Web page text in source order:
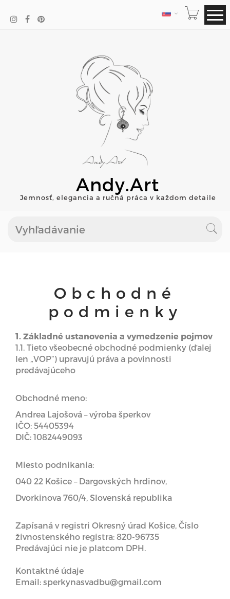
JAZYK
Andy.Art
Jemnosť, elegancia a ručná práca v každom detaile
Obchodné
podmienky
1. Základné ustanovenia a vymedzenie pojmov
1.1. Tieto všeobecné obchodné podmienky (ďalej
len „VOP“) upravujú práva a povinnosti
predávajúceho
Obchodné meno:
Andrea Lajošová – výroba šperkov
IČO: 54405394
DIČ: 1082449093
Miesto podnikania:
040 22 Košice – Dargovských hrdinov,
Dvorkinova 760/4, Slovenská republika
Zapísaná v registri Okresný úrad Košice, Číslo
živnostenského registra: 820-96735
Predávajúci nie je platcom DPH.
Kontaktné údaje
Email: sperkynasvadbu@gmail.com